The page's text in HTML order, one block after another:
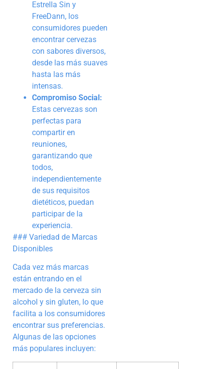
Estrella Sin y
FreeDann, los
consumidores pueden
encontrar cervezas
con sabores diversos,
desde las más suaves
hasta las más
intensas.
Compromiso Social:
Estas cervezas son
perfectas para
compartir en
reuniones,
garantizando que
todos,
independientemente
de sus requisitos
dietéticos, puedan
participar de la
experiencia.
### Variedad de Marcas
Disponibles
Cada vez más marcas
están entrando en el
mercado de la cerveza sin
alcohol y sin gluten, lo que
facilita a los consumidores
encontrar sus preferencias.
Algunas de las opciones
más populares incluyen: